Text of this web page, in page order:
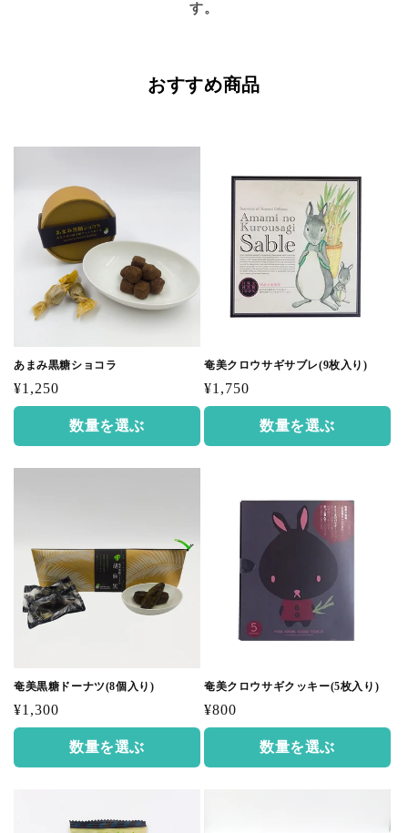
す。
おすすめ商品
あまみ黒糖ショコラ
通
常
格
¥1,250
数量を選ぶ
奄美クロウサギサブレ(9枚入り)
通
常
格
¥1,750
数量を選ぶ
奄美黒糖ドーナツ(8個入り)
通
常
格
¥1,300
数量を選ぶ
奄美クロウサギクッキー(5枚入り)
通
常
格
¥800
数量を選ぶ